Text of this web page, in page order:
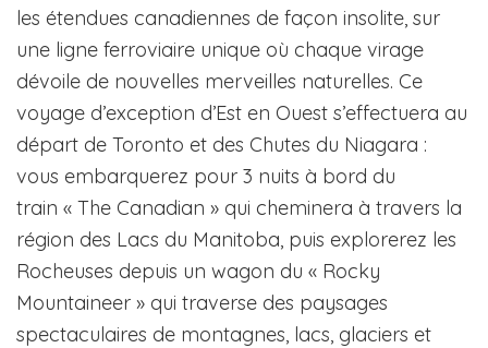
les étendues canadiennes de façon insolite, sur
une ligne ferroviaire unique où chaque virage
dévoile de nouvelles merveilles naturelles. Ce
voyage d’exception d’Est en Ouest s’effectuera au
départ de Toronto et des Chutes du Niagara :
vous embarquerez pour 3 nuits à bord du
train « The Canadian » qui cheminera à travers la
région des Lacs du Manitoba, puis explorerez les
Rocheuses depuis un wagon du « Rocky
Mountaineer » qui traverse des paysages
spectaculaires de montagnes, lacs, glaciers et